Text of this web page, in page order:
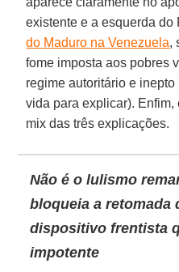
existente e a esquerda
do Maduro na Venezuela,
fome imposta aos pobres
regime autoritário e
vida para explicar).
mix das três explicações.
Não é o lulismo
bloqueia a retomada
dispositivo frentista
impotente